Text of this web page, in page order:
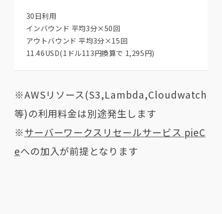
30日利用
インバウンド 平均3分×50回
アウトバウンド 平均3分×15回
11.46USD(1ドル113円換算で 1,295円)
※AWSリソース(S3,Lambda,Cloudwatch
等)の利用料金は別途発生します
※サーバーワークスリセールサービス pieC
eへの加入が前提となります